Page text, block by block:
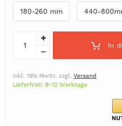
180-260 mm 440-
In
inkl. 19% MwSt. zzgl. Versand
Lieferfrist: 8-12 Werktage